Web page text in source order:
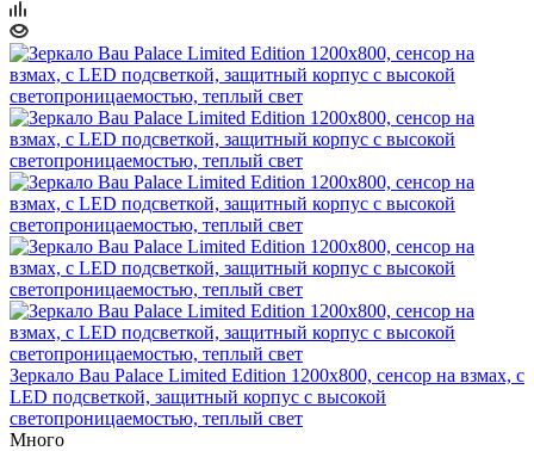
Зеркало Bau Palace Limited Edition 1200х800, сенсор на взмах, c
LED подсветкой, защитный корпус с высокой
светопроницаемостью, теплый свет
Много